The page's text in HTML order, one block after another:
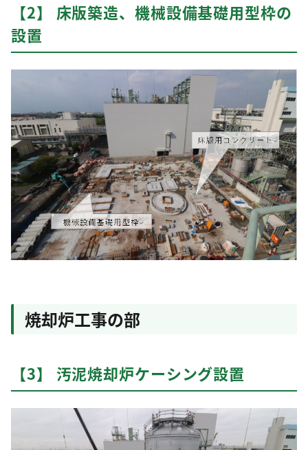
【2】 床版築造、機械設備基礎用型枠の
設置
焼却炉工事の部
【3】 汚泥焼却炉ケーシング設置